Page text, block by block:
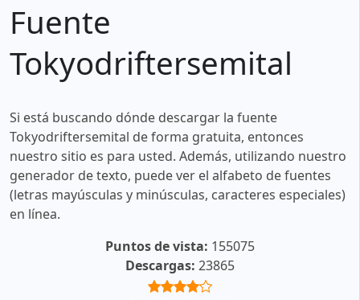
Fuente
Tokyodriftersemital
Si está buscando dónde descargar la fuente
Tokyodriftersemital de forma gratuita, entonces
nuestro sitio es para usted. Además, utilizando nuestro
generador de texto, puede ver el alfabeto de fuentes
(letras mayúsculas y minúsculas, caracteres especiales)
en línea.
Puntos de vista: 155075
Descargas: 23865